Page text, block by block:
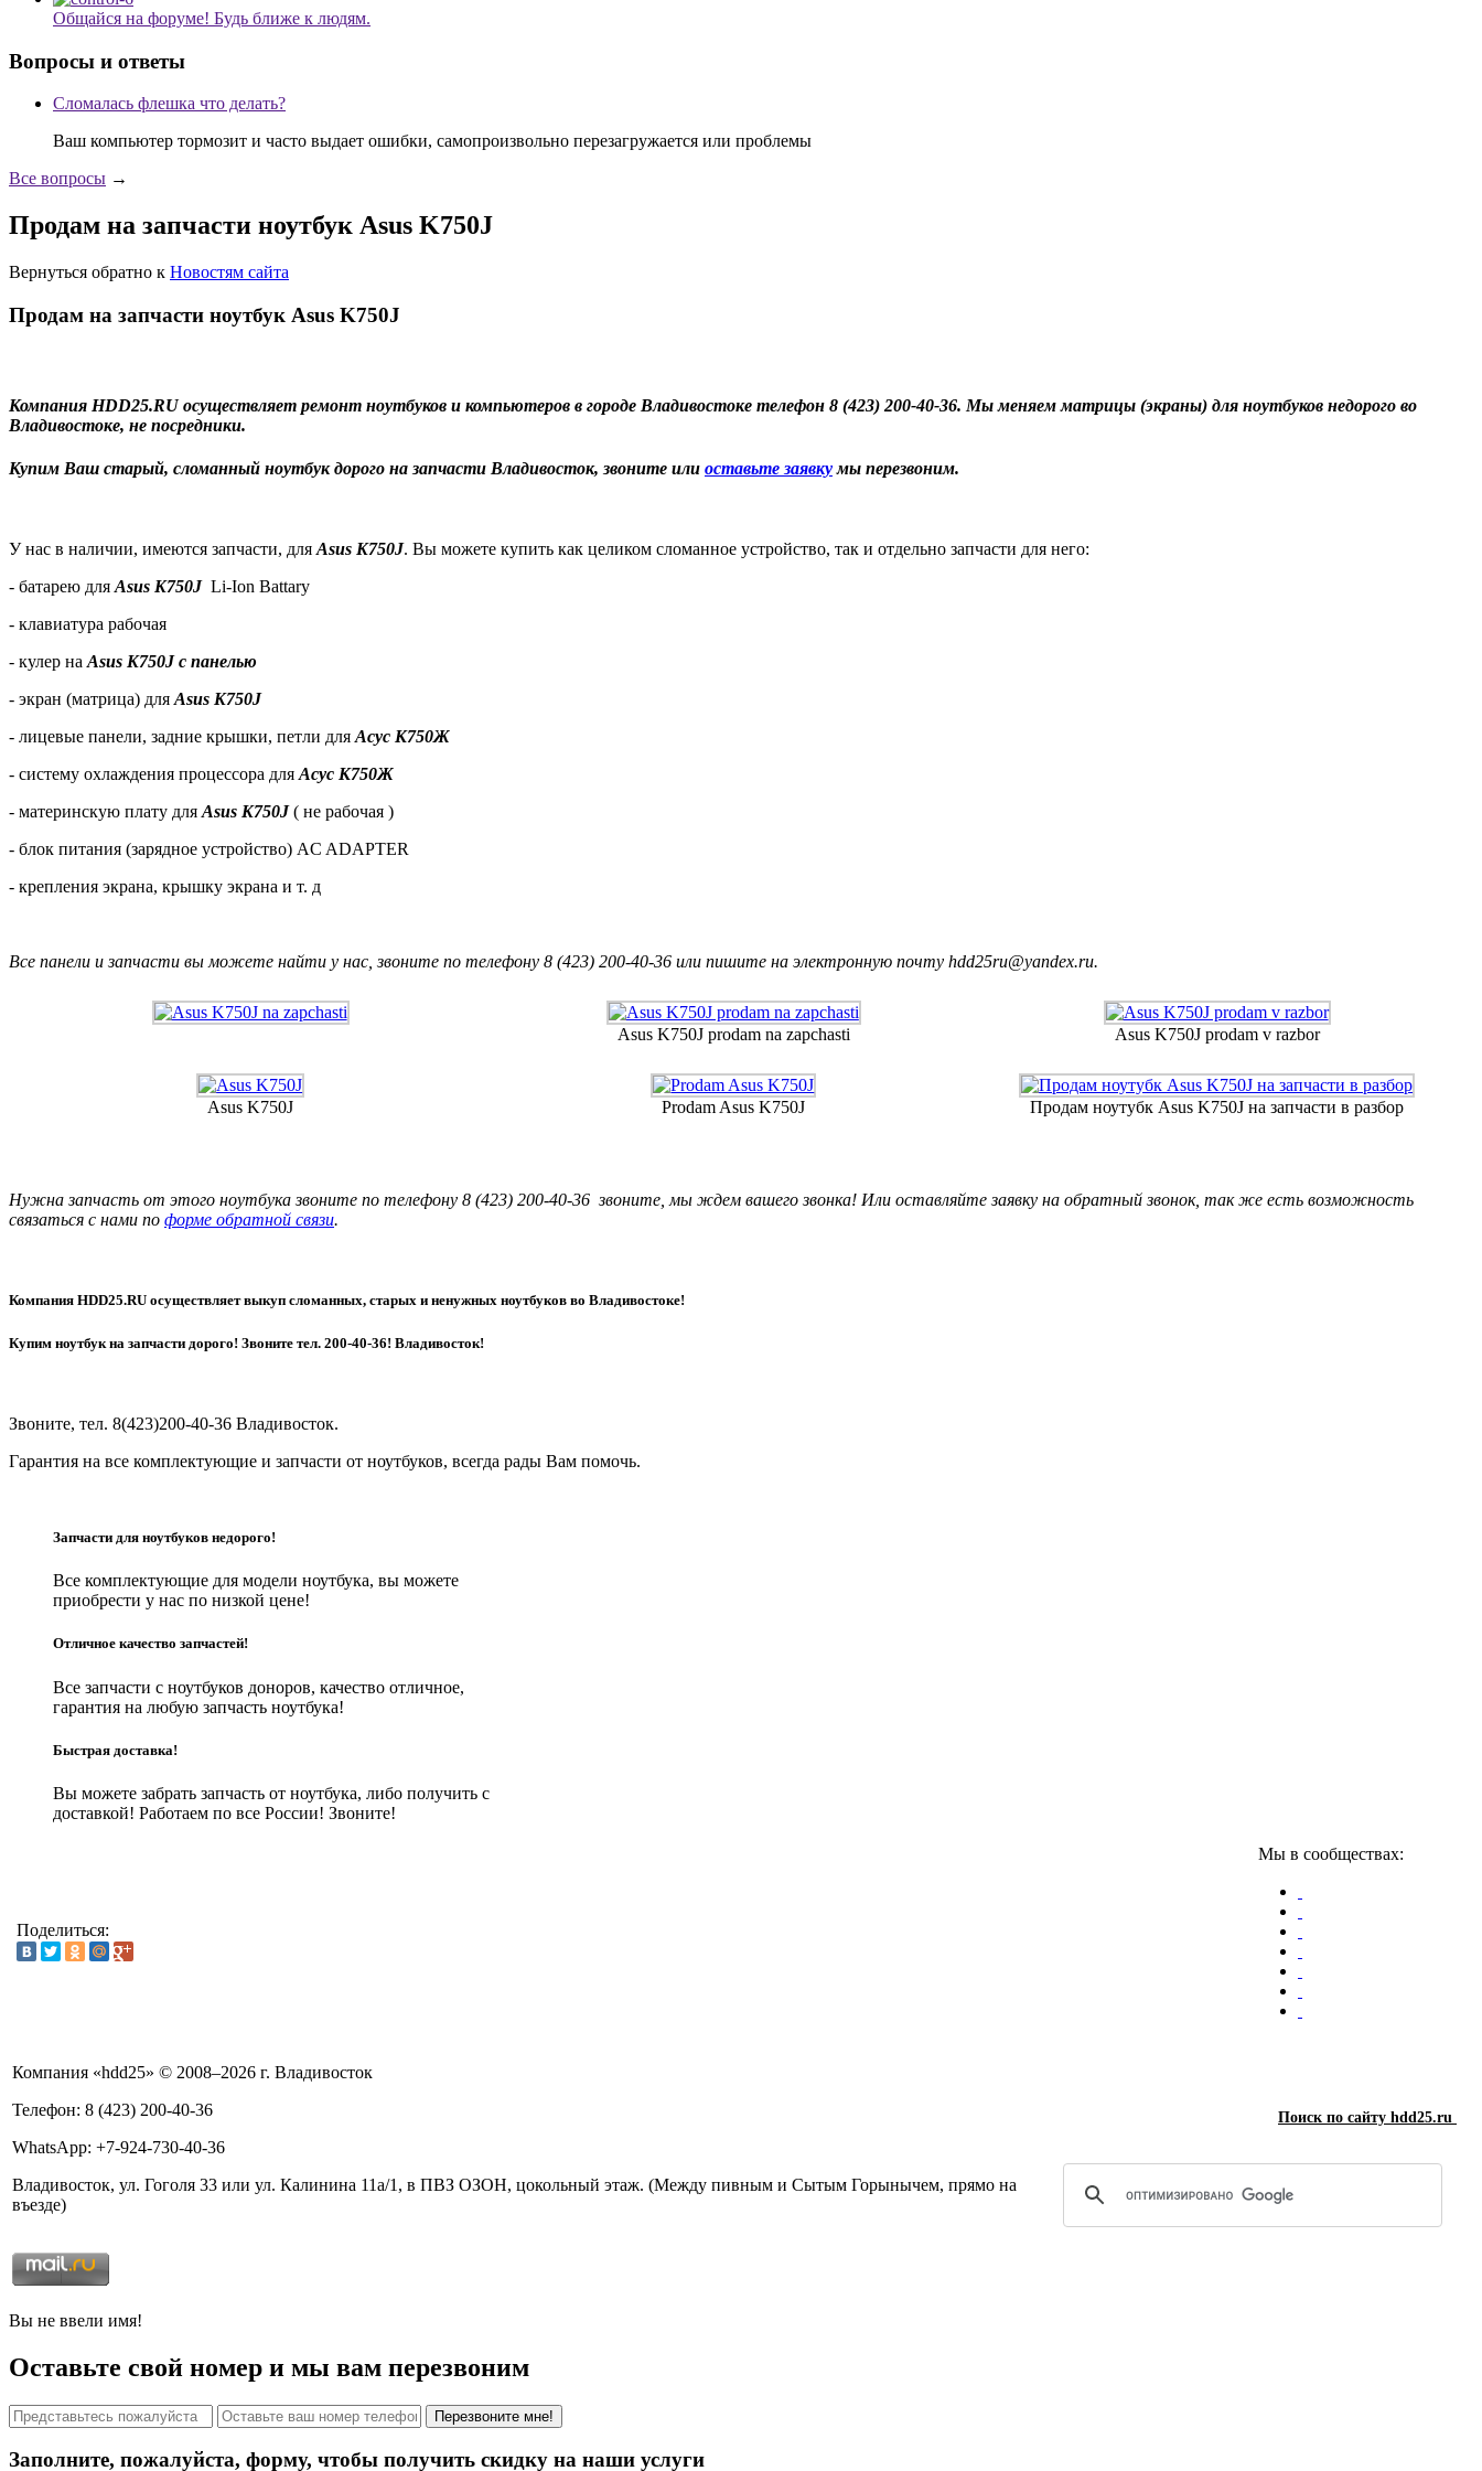
Общайся на форуме! Будь ближе к людям.
Вопросы и ответы
Сломалась флешка что делать?
Ваш компьютер тормозит и часто выдает ошибки, самопроизвольно перезагружается или проблемы
Все вопросы →
Продам на запчасти ноутбук Asus K750J
Вернуться обратно к Новостям сайта
Продам на запчасти ноутбук Asus K750J
Компания HDD25.RU осуществляет ремонт ноутбуков и компьютеров в городе Владивостоке телефон 8 (423) 200-40-36. Мы меняем матрицы (экраны) для ноутбуков недорого во
Владивостоке, не посредники.
Купим Ваш старый, сломанный ноутбук дорого на запчасти Владивосток, звоните или оставьте заявкумы перезвоним.
У нас в наличии, имеются запчасти, для Asus K750J. Вы можете купить как целиком сломанное устройство, так и отдельно запчасти для него:
- батарею для Asus K750J Li-Ion Battary
- клавиатура рабочая
- кулер на Asus K750J с панелью
- экран (матрица) для Asus K750J
- лицевые панели, задние крышки, петли для Асус К750Ж
- систему охлаждения процессора для Асус К750Ж
- материнскую плату для Asus K750J ( не рабочая )
- блок питания (зарядное устройство) AC ADAPTER
- крепления экрана, крышку экрана и т. д
Все панели и запчасти вы можете найти у нас, звоните по телефону 8 (423) 200-40-36 или пишите на электронную почту hdd25ru@yandex.ru.
Asus K750J prodam na zapchasti Asus K750J prodam v razbor
Asus K750J Prodam Asus K750J Продам ноутубк Asus K750J на запчасти в разбор
Нужна запчасть от этого ноутбука звоните по телефону 8 (423) 200-40-36 звоните, мы ждем вашего звонка! Или оставляйте заявку на обратный звонок, так же есть возможность
связаться с нами по форме обратной связи.
Компания HDD25.RU осуществляет выкуп сломанных, старых и ненужных ноутбуков во Владивостоке!
Купим ноутбук на запчасти дорого! Звоните тел. 200-40-36! Владивосток!
Звоните, тел. 8(423)200-40-36 Владивосток.
Гарантия на все комплектующие и запчасти от ноутбуков, всегда рады Вам помочь.
Запчасти для ноутбуков недорого!
Все комплектующие для модели ноутбука, вы можете
приобрести у нас по низкой цене!
Отличное качество запчастей!
Все запчасти с ноутбуков доноров, качество отличное,
гарантия на любую запчасть ноутбука!
Быстрая доставка!
Вы можете забрать запчасть от ноутбука, либо получить с
доставкой! Работаем по все России! Звоните!
Поделиться:
Мы в сообществах:
Компания «hdd25» © 2008–2026 г. Владивосток
Телефон: 8 (423) 200-40-36
WhatsApp: +7-924-730-40-36
Владивосток, ул. Гоголя 33 или ул. Калинина 11а/1, в ПВЗ ОЗОН, цокольный этаж. (Между пивным и Сытым Горынычем, прямо на
въезде)
Поиск по сайту hdd25.ru
Вы не ввели имя!
Оставьте свой номер и мы вам перезвоним
Перезвоните мне!
Заполните, пожалуйста, форму, чтобы получить скидку на наши услуги